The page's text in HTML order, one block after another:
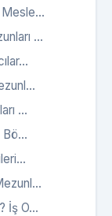
...
...
Bö...
İş O...